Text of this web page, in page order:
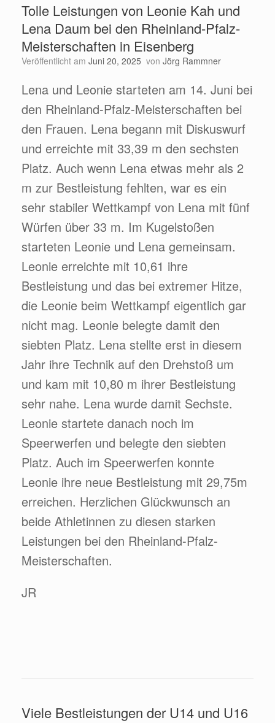
Tolle Leistungen von Leonie Kah und
Lena Daum bei den Rheinland-Pfalz-
Meisterschaften in Eisenberg
Veröffentlicht am Juni 20, 2025 von Jörg Rammner
Lena und Leonie starteten am 14. Juni bei
den Rheinland-Pfalz-Meisterschaften bei
den Frauen. Lena begann mit Diskuswurf
und erreichte mit 33,39 m den sechsten
Platz. Auch wenn Lena etwas mehr als 2
m zur Bestleistung fehlten, war es ein
sehr stabiler Wettkampf von Lena mit fünf
Würfen über 33 m. Im Kugelstoßen
starteten Leonie und Lena gemeinsam.
Leonie erreichte mit 10,61 ihre
Bestleistung und das bei extremer Hitze,
die Leonie beim Wettkampf eigentlich gar
nicht mag. Leonie belegte damit den
siebten Platz. Lena stellte erst in diesem
Jahr ihre Technik auf den Drehstoß um
und kam mit 10,80 m ihrer Bestleistung
sehr nahe. Lena wurde damit Sechste.
Leonie startete danach noch im
Speerwerfen und belegte den siebten
Platz. Auch im Speerwerfen konnte
Leonie ihre neue Bestleistung mit 29,75m
erreichen. Herzlichen Glückwunsch an
beide Athletinnen zu diesen starken
Leistungen bei den Rheinland-Pfalz-
Meisterschaften.
JR
Viele Bestleistungen der U14 und U16